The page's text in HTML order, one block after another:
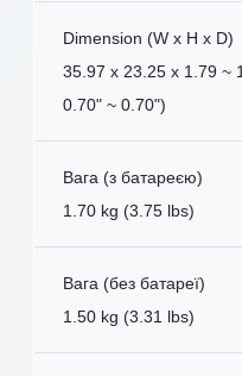
Dimension (W x H x D)
35.97 x 23.25 x 1.79 ~
0.70" ~ 0.70")
Вага (з батареєю)
1.70 kg (3.75 lbs)
Вага (без батареї)
1.50 kg (3.31 lbs)